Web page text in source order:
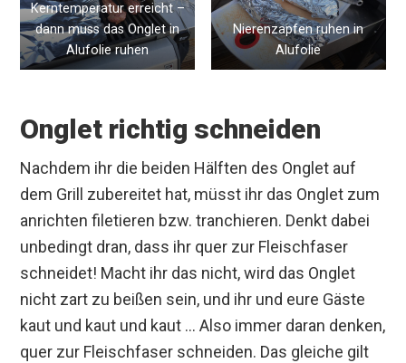
Kerntemperatur erreicht –
dann muss das Onglet in
Alufolie ruhen
Nierenzapfen ruhen in
Alufolie
Onglet richtig schneiden
Nachdem ihr die beiden Hälften des Onglet auf
dem Grill zubereitet hat, müsst ihr das Onglet zum
anrichten filetieren bzw. tranchieren. Denkt dabei
unbedingt dran, dass ihr quer zur Fleischfaser
schneidet! Macht ihr das nicht, wird das Onglet
nicht zart zu beißen sein, und ihr und eure Gäste
kaut und kaut und kaut … Also immer daran denken,
quer zur Fleischfaser schneiden. Das gleiche gilt